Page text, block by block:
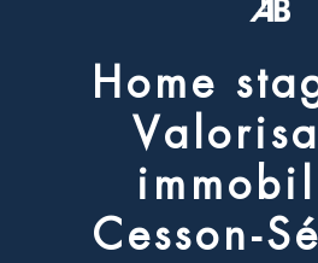
Home sta
Va orisa
immo bi
Cesson-S